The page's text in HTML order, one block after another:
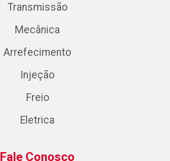
Transmissão
Mecânica
Arrefecimento
Injeção
Freio
Eletrica
Fale Conosco